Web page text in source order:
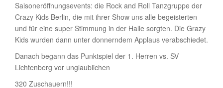
Saisoneröffnungsevents: die Rock and Roll Tanzgruppe der
Crazy Kids Berlin, die mit ihrer Show uns alle begeisterten
und für eine super Stimmung in der Halle sorgten. Die Grazy
Kids wurden dann unter donnerndem Applaus verabschiedet.
Danach begann das Punktspiel der 1. Herren vs. SV
Lichtenberg vor unglaublichen
320 Zuschauern!!!